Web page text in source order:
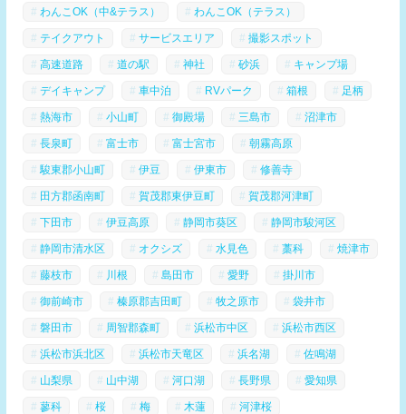
わんこOK（中&テラス） わんこOK（テラス）
テイクアウト サービスエリア 撮影スポット
高速道路 道の駅 神社 砂浜 キャンプ場
デイキャンプ 車中泊 RVパーク 箱根 足柄
熱海市 小山町 御殿場 三島市 沼津市
長泉町 富士市 富士宮市 朝霧高原
駿東郡小山町 伊豆 伊東市 修善寺
田方郡函南町 賀茂郡東伊豆町 賀茂郡河津町
下田市 伊豆高原 静岡市葵区 静岡市駿河区
静岡市清水区 オクシズ 水見色 藁科 焼津市
藤枝市 川根 島田市 愛野 掛川市
御前崎市 榛原郡吉田町 牧之原市 袋井市
磐田市 周智郡森町 浜松市中区 浜松市西区
浜松市浜北区 浜松市天竜区 浜名湖 佐鳴湖
山梨県 山中湖 河口湖 長野県 愛知県
蓼科 桜 梅 木蓮 河津桜